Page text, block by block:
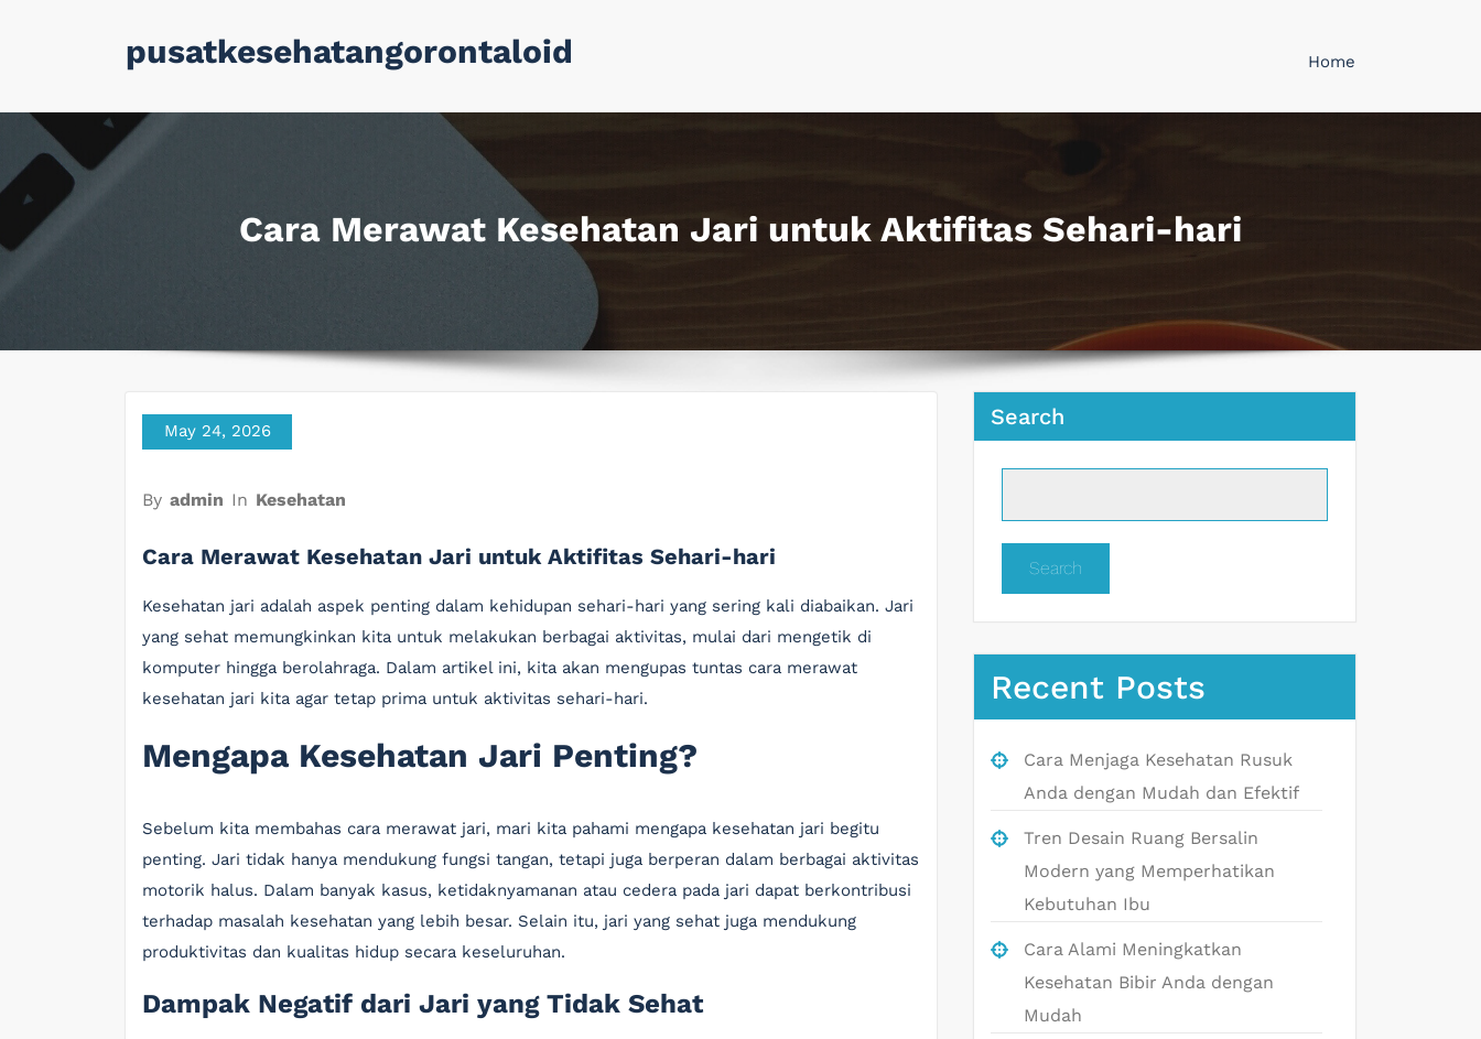
pusatkesehatangorontaloid Home
Cara Merawat Kesehatan Jari untuk Aktifitas Sehari-hari
May 24, 2026
By admin In Kesehatan
Cara Merawat Kesehatan Jari untuk Aktifitas Sehari-hari
Kesehatan jari adalah aspek penting dalam kehidupan sehari-hari yang sering kali diabaikan. Jari
yang sehat memungkinkan kita untuk melakukan berbagai aktivitas, mulai dari mengetik di
komputer hingga berolahraga. Dalam artikel ini, kita akan mengupas tuntas cara merawat
kesehatan jari kita agar tetap prima untuk aktivitas sehari-hari.
Mengapa Kesehatan Jari Penting?
Sebelum kita membahas cara merawat jari, mari kita pahami mengapa kesehatan jari begitu
penting. Jari tidak hanya mendukung fungsi tangan, tetapi juga berperan dalam berbagai aktivitas
motorik halus. Dalam banyak kasus, ketidaknyamanan atau cedera pada jari dapat berkontribusi
terhadap masalah kesehatan yang lebih besar. Selain itu, jari yang sehat juga mendukung
produktivitas dan kualitas hidup secara keseluruhan.
Dampak Negatif dari Jari yang Tidak Sehat
Search
Search
Recent Posts
Cara Menjaga Kesehatan Rusuk
Anda dengan Mudah dan Efektif
Tren Desain Ruang Bersalin
Modern yang Memperhatikan
Kebutuhan Ibu
Cara Alami Meningkatkan
Kesehatan Bibir Anda dengan
Mudah